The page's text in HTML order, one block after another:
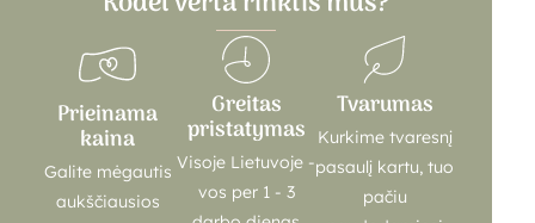
Prieinama
kaina
Galite mėgautis
aukščiausios
Greitas
pristatymas
Visoje Lietuvoje -
vos per 1 - 3
Tvarumas
Kurkime tvaresnį
pasaulį kartu, tuo
pačiu